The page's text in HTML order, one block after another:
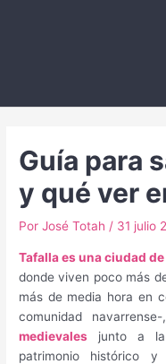
Guía para
y qué ver
PorJosé Totah / 31 julio
Tafalla es una ciudad
donde viven poco más
más de media hora en
comunidad
medievales junto a
patrimonio histórico